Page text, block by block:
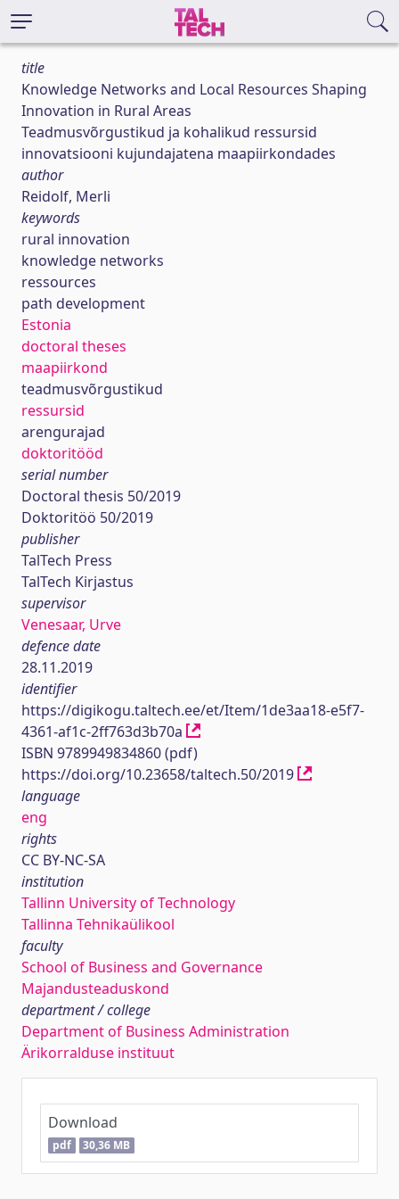
title
Knowledge Networks and Local Resources Shaping
Innovation in Rural Areas
Teadmusvõrgustikud ja kohalikud ressursid
innovatsiooni kujundajatena maapiirkondades
author
Reidolf, Merli
keywords
rural innovation
knowledge networks
ressources
path development
Estonia
doctoral theses
maapiirkond
teadmusvõrgustikud
ressursid
arengurajad
doktoritööd
serial number
Doctoral thesis 50/2019
Doktoritöö 50/2019
publisher
TalTech Press
TalTech Kirjastus
supervisor
Venesaar, Urve
defence date
28.11.2019
identifier
https://digikogu.taltech.ee/et/Item/1de3aa18-e5f7-
4361-af1c-2ff763d3b70a
ISBN 9789949834860 (pdf)
https://doi.org/10.23658/taltech.50/2019
language
eng
rights
CC BY-NC-SA
institution
Tallinn University of Technology
Tallinna Tehnikaülikool
faculty
School of Business and Governance
Majandusteaduskond
department / college
Department of Business Administration
Ärikorralduse instituut
Download
pdf 30,36 MB